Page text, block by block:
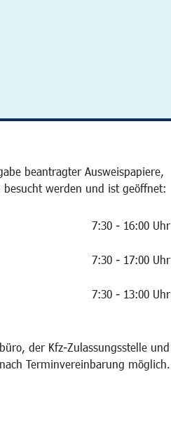
beantragter Ausweispapiere,
werden und ist geöffnet:
7:30 - 16:00 Uhr
7:30 - 17:00 Uhr
7:30 - 13:00 Uhr
der Kfz-Zulassungsstelle und
Terminvereinbarung möglich.